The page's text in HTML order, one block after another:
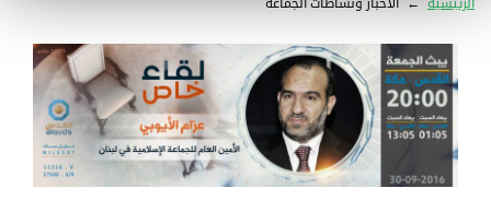
الرئيسية ← الاخبار ونشاطات الجماعة